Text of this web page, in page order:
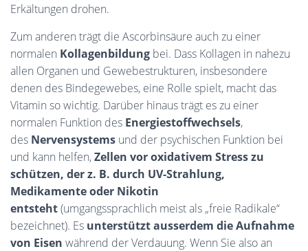
Erkältungen drohen.
Zum anderen trägt die Ascorbinsäure auch zu einer
normalen Kollagenbildung bei. Dass Kollagen in nahezu
allen Organen und Gewebestrukturen, insbesondere
denen des Bindegewebes, eine Rolle spielt, macht das
Vitamin so wichtig. Darüber hinaus trägt es zu einer
normalen Funktion des Energiestoffwechsels,
des Nervensystems und der psychischen Funktion bei
und kann helfen,Zellen vor oxidativem Stress zu
schützen, der z. B. durch UV-Strahlung,
Medikamente oder Nikotin
entsteht(umgangssprachlich meist als „freie Radikale“
bezeichnet). Es unterstützt ausserdem die Aufnahme
von Eisen während der Verdauung. Wenn Sie also an